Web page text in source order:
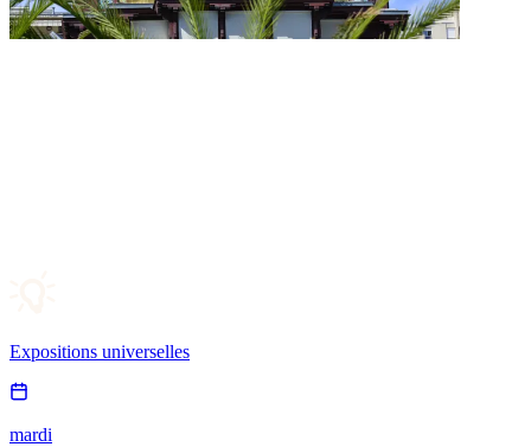
Expositions universelles
mardi